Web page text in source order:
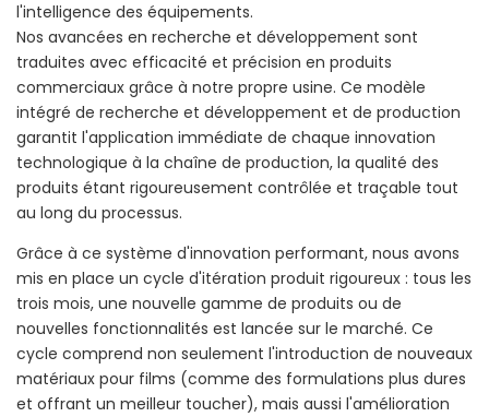
l'intelligence des équipements.
Nos avancées en recherche et développement sont
traduites avec efficacité et précision en produits
commerciaux grâce à notre propre usine. Ce modèle
intégré de recherche et développement et de production
garantit l'application immédiate de chaque innovation
technologique à la chaîne de production, la qualité des
produits étant rigoureusement contrôlée et traçable tout
au long du processus.
Grâce à ce système d'innovation performant, nous avons
mis en place un cycle d'itération produit rigoureux : tous les
trois mois, une nouvelle gamme de produits ou de
nouvelles fonctionnalités est lancée sur le marché. Ce
cycle comprend non seulement l'introduction de nouveaux
matériaux pour films (comme des formulations plus dures
et offrant un meilleur toucher), mais aussi l'amélioration